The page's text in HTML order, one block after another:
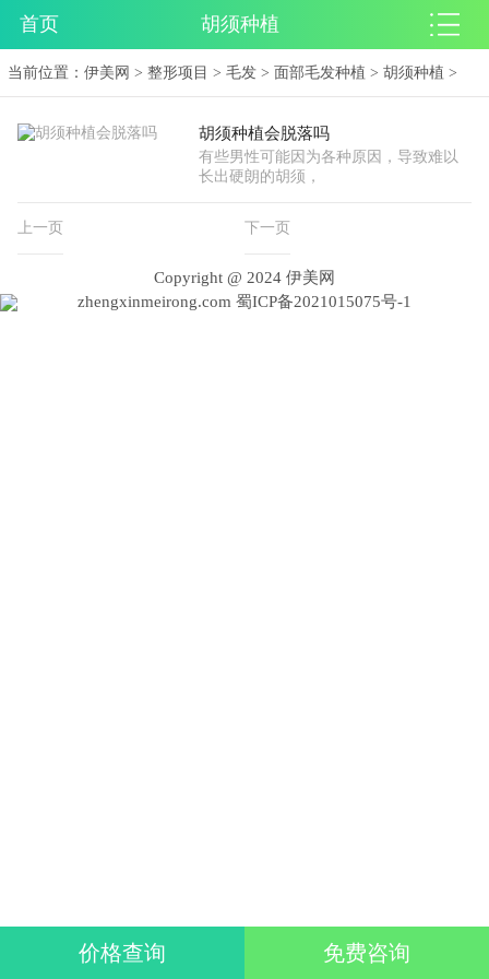
首页 胡须种植
当前位置：伊美网 >整形项目 >毛发 >面部毛发种植 >胡须种植 >
胡须种植会脱落吗
有些男性可能因为各种原因，导致难以
长出硬朗的胡须，
上一页 下一页
Copyright @ 2024 伊美网
zhengxinmeirong.com 蜀ICP备2021015075号-1
价格查询 免费咨询